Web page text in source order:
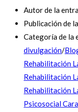
Autor de la
Publicación de
Categoría de la
divulgación/
Rehabilitación
Rehabilitación
Rehabilitación
Psicosocial